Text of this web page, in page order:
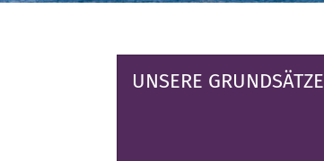
UNSERE GRUNDSÄTZE